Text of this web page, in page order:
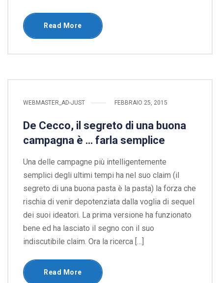
Read More
WEBMASTER_AD-JUST FEBBRAIO 25, 2015
De Cecco, il segreto di una buona
campagna è … farla semplice
Una delle campagne più intelligentemente
semplici degli ultimi tempi ha nel suo claim (il
segreto di una buona pasta è la pasta) la forza che
rischia di venir depotenziata dalla voglia di sequel
dei suoi ideatori. La prima versione ha funzionato
bene ed ha lasciato il segno con il suo
indiscutibile claim. Ora la ricerca […]
Read More